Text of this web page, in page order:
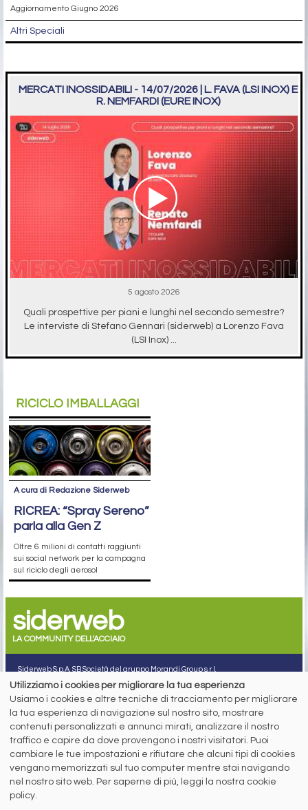
Aggiornamento Giugno 2026
Altri Speciali
MERCATI INOSSIDABILI - 14/07/2026 | L. FAVA (LSI INOX) E
R. NEMFARDI (EURE INOX)
5 agosto 2026
Quali prospettive per piani e lunghi nel secondo semestre?
Le interviste di Stefano Gennari (siderweb) a Lorenzo Fava
(LSI Inox) ...
RICICLO IMBALLAGGI
A cura di Redazione Siderweb
RICREA: “Spray Sereno”
parla alla Gen Z
Oltre 6 milioni di contatti raggiunti
sui social network per la campagna
sul riciclo degli aerosol
siderweb
LA COMMUNITY DELL'ACCIAIO
Siderweb S.p.A. SB Società del gruppo Morandi Group s.r.l.
ISSN 2532-2982
Sede sociale: Flero (Brescia) Via Don Milani 5
E.
info@siderweb.com
Tutti i diritti sono riservati
Privacy policy
Digital Services Act Policy
Utilizziamo i cookies per migliorare la tua esperienza
Usiamo i cookies e altre tecniche di tracciamento per migliorare
la tua esperienza di navigazione sul nostro sito, mostrare
contenuti personalizzati e annunci mirati, analizzare il nostro
traffico e capire da dove provengono i nostri visitatori. Puoi
cambiare le tue impostazioni e rifiutare che alcuni tipi di cookies
vengano memorizzati sul tuo computer mentre stai navigando
nel nostro sito web. Per saperne di più, leggi la nostra cookie
policy.